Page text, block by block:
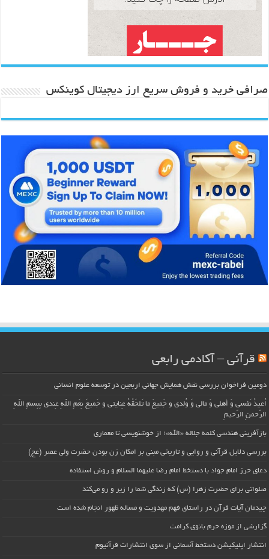
صرافی خرید و فروش سریع ارز دیجیتال کوینکس
قرآنی – آکادمی رابعی
دومین فراخوان بررسی نقش همایش جهانی اربعین در توسعه علوم انسانی
اُعیذُ نَفسی وَ أهلی وَ مالی وَ وُلدی و جَمیعَ ما تَلحَقُهُ عِنایتی و جَمیعَ نِعَمِ اللّهِ عِندی بِبِسمِ اللّهِ
الرَّحمنِ الرَّحیمِ
بازآفرینی هندسی کلمه جلاله «الله»؛ از خوشنویسی تا معماری
بررسی دلایل قرآنی و روایی و تاریخی مبنی بر امکان زن بودن حضرت ولی عصر (عج)
دعای حرز امام جواد با دستخط امام رضا علیهما السلام و روش استفاده
صلواتی برای حضرت زهرا (س) که زندگی شما را زیر و رو می‌کند
چیدمان آیات قرآن در راستای فهم مهدویت و مساله ظهور انجام شده است
گزارشی از موزه حرم بانوی کرامت
انتشار اپلیکیشن دستخط آسمانی از سوی انتشارات قرآنیوم